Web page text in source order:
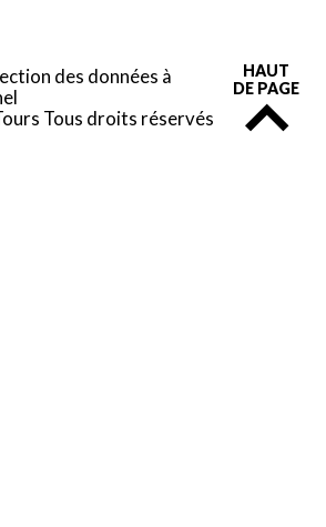
des données à
Tous droits réservés
HAUT
DE PAGE